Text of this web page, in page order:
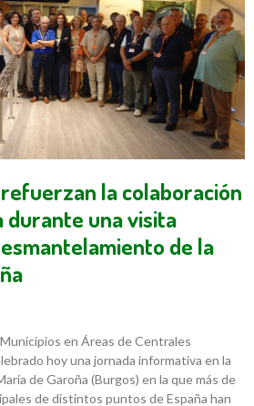
refuerzan la colaboración
una visita
de la
en Áreas de Centrales
hoy una jornada informativa en la
de Garoña (Burgos) en la que más de
de distintos puntos de España han